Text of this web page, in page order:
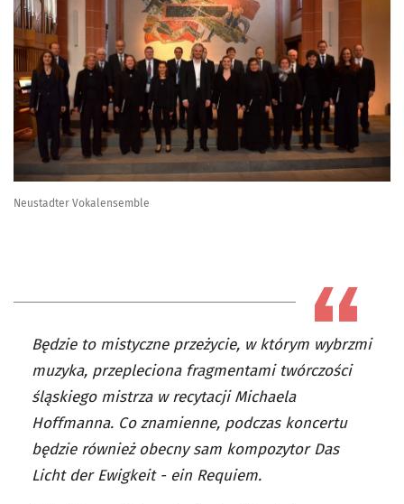
Neustadter Vokalensemble
Będzie to mistyczne przeżycie, w którym wybrzmi
muzyka, przepleciona fragmentami twórczości
śląskiego mistrza w recytacji Michaela
Hoffmanna. Co znamienne, podczas koncertu
będzie również obecny sam kompozytor Das
Licht der Ewigkeit - ein Requiem.